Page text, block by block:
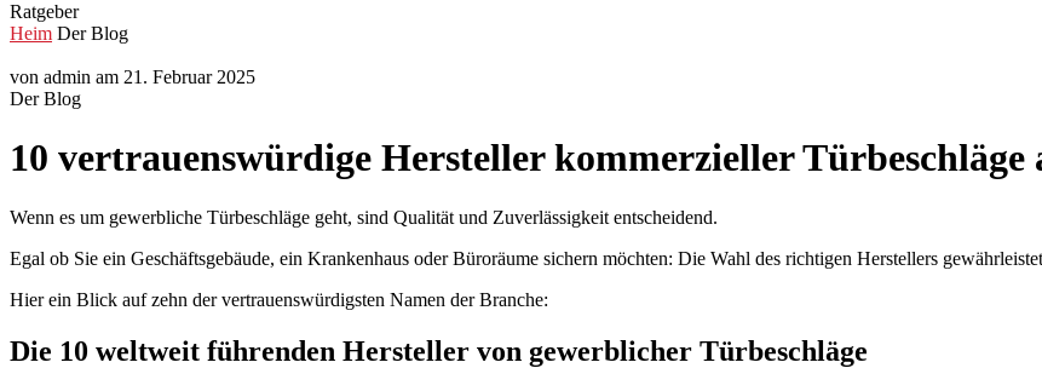
Ratgeber
Heim Der Blog
von admin am 21. Februar 2025
Der Blog
10 vertrauenswürdige Hersteller kommerzieller Türbeschläge
Wenn es um gewerbliche Türbeschläge geht, sind Qualität und Zuverlässigkeit entscheidend.
Egal ob Sie ein Geschäftsgebäude, ein Krankenhaus oder Büroräume sichern möchten: Die Wahl des richtigen Herstellers
Hier ein Blick auf zehn der vertrauenswürdigsten Namen der Branche:
Die 10 weltweit führenden Hersteller von gewerblicher Türbeschläge